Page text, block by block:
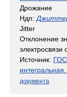
Дрожание
Ндп:
Jitter
Отклонение
Источник:
документа